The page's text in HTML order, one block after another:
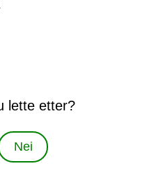
lette etter?
Nei